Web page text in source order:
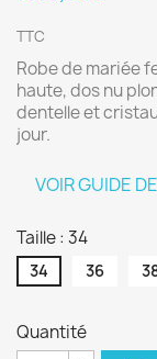
TTC
Robe de mariée
haute, dos nu
dentelle et
jour.
VOIR GUIDE
Taille : 34
34 36
Quantité